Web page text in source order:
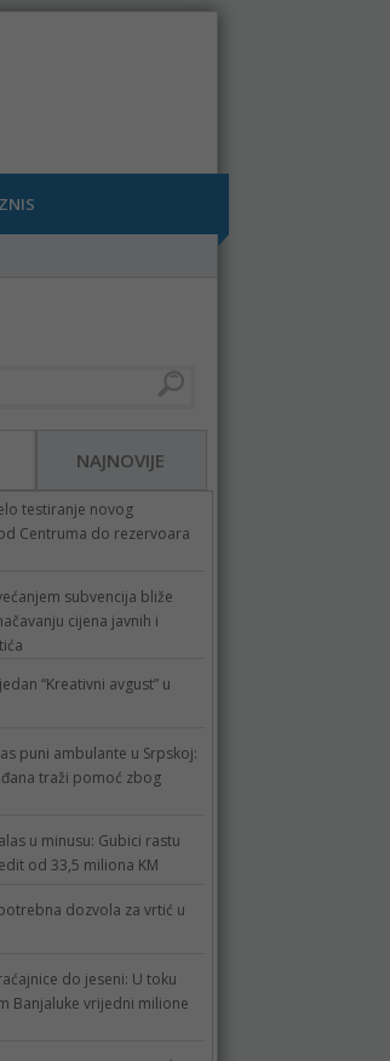
NAJNOVIJE
testiranje novog
Centruma do rezervoara
subvencija bliže
cijena javnih i
“Kreativni avgust” u
puni ambulante u Srpskoj:
traži pomoć zbog
u minusu: Gubici rastu
od 33,5 miliona KM
dozvola za vrtić u
do jeseni: U toku
Banjaluke vrijedni milione